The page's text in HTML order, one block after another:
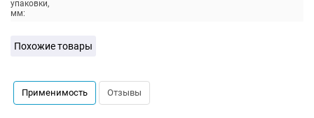
упаковки,
мм:
Похожие товары
Применимость Отзывы